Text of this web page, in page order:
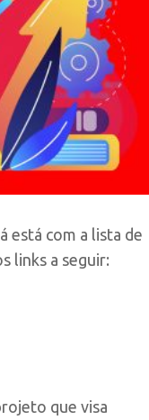
está com a lista de
links a seguir:
que visa